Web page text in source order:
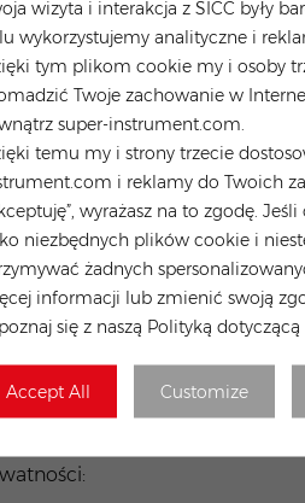
wizyta i interakcja z SICC były
wykorzystujemy analityczne i
tym plikom cookie my i osoby
Twoje zachowanie w
super-instrument.com.
temu my i strony trzecie
i reklamy do Twoich
wyrażasz na to zgodę.
niezbędnych plików cookie i
żadnych
informacji lub zmienić swoją
się z naszą Polityką
Accept All Customize
w przeglądarce
informacji przesyłanych
(na przykład rozliczeń
osobowe, są
ulegać zmianom, a wszystkie
prywatności, powinieneś